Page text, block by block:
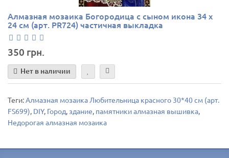
Алмазная мозаика Богородица с сыном икона 34 х
24 см (арт. PR724) частичная выкладка
350 грн.
Нет в наличии
Теги:Алмазная мозаика Любительница красного 30*40 см (арт.
FS699), DIY, Город, здание, памятники алмазная вышивка,
Недорогая алмазная мозаика